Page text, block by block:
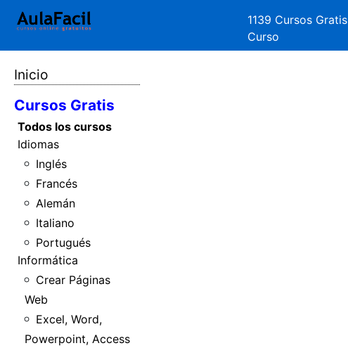
1139 Cursos Gratis
Curso
Inicio
Cursos Gratis
Todos los cursos
Idiomas
Inglés
Francés
Alemán
Italiano
Portugués
Informática
Crear Páginas
Web
Excel, Word,
Powerpoint, Access